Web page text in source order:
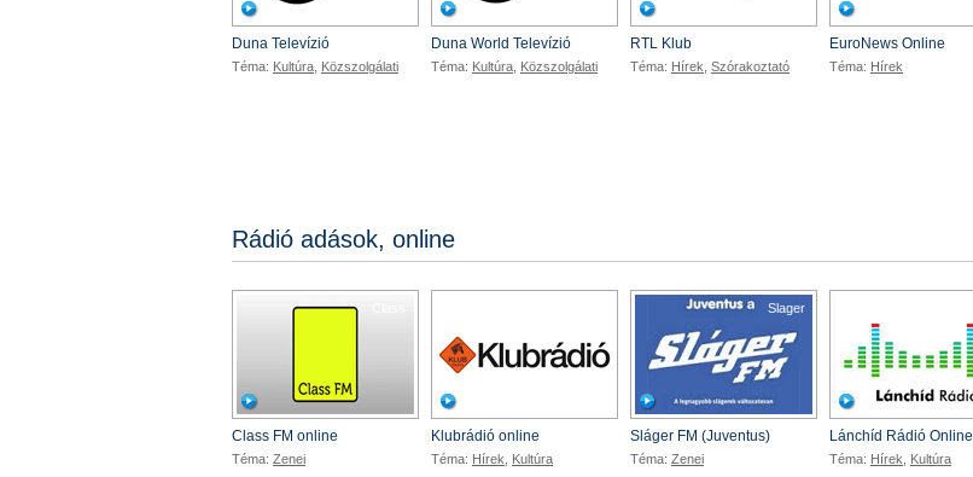
Duna Televízió
Téma: Kultúra Közszolgálati
Duna World Televízió
Téma: Kultúra Közszolgálati
RTL Klub
Téma: Hírek Szórakoztató
EuroNews Online
Téma: Hírek
Rádió adások, online
Class FM online
Téma: Zenei
Klubrádió online
Téma: Hírek Kultúra
Slager
Sláger FM (Juventus)
Téma: Zenei
Lánchíd Rádió Online
Téma: Hírek Kultúra